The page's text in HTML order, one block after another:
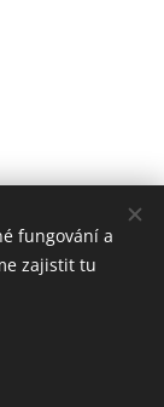
práva vyhrazena
fungování a
zajistit tu